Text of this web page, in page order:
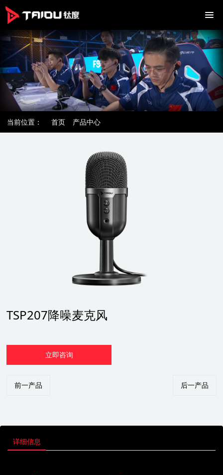
当前位置： 首页 产品中心
TSP207降噪麦克风
立即咨询
前一产品 后一产品
详细信息